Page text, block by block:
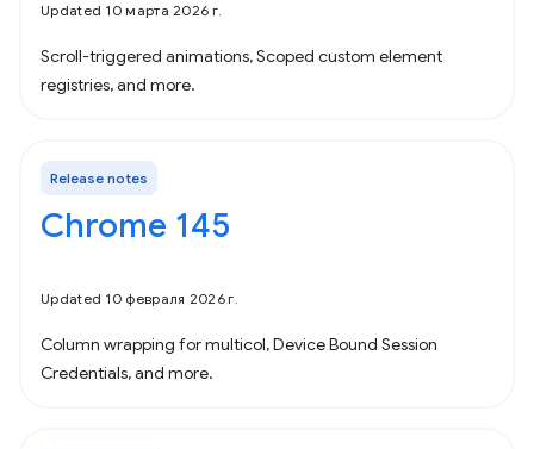
Updated 10 марта 2026 г.
Scroll-triggered animations, Scoped custom element
registries, and more.
Release notes
Chrome 145
Updated 10 февраля 2026 г.
Column wrapping for multicol, Device Bound Session
Credentials, and more.